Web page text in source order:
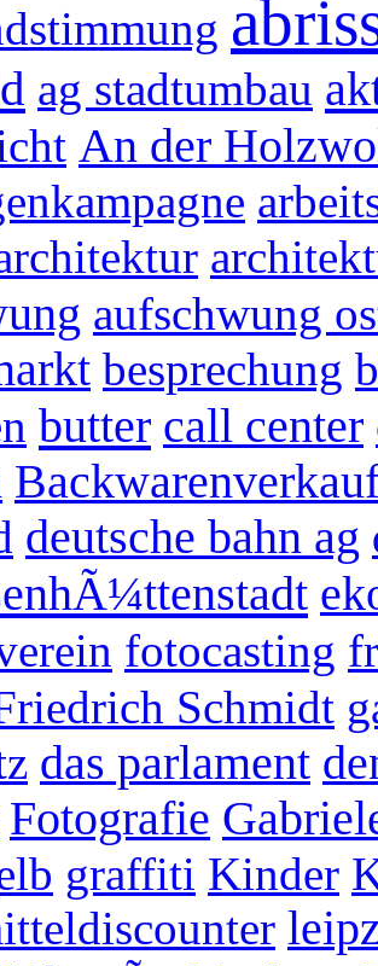
ag stadtumbau
An der
aufschwung
besprechung
butter call center
deutsche bahn ag
fotocasting
Schmidt
das parlament
Fotografie
graffiti Kinder